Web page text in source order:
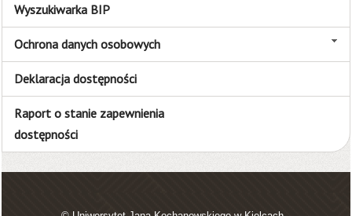
Wyszukiwarka BIP
Ochrona danych osobowych
Deklaracja dostępności
Raport o stanie zapewnienia
dostępności